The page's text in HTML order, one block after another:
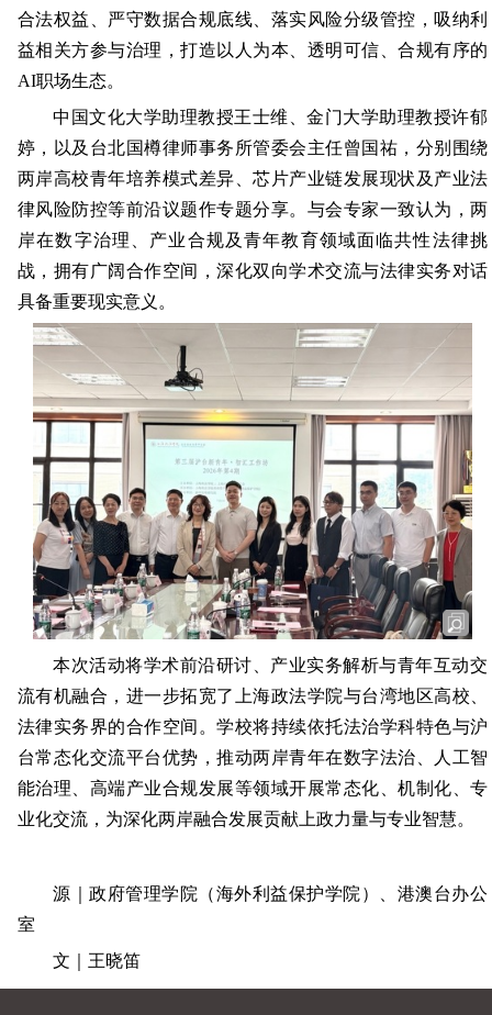
合法权益、严守数据合规底线、落实风险分级管控，吸纳利
益相关方参与治理，打造以人为本、透明可信、合规有序的
AI职场生态。
中国文化大学助理教授王士维、金门大学助理教授许郁
婷，以及台北国樽律师事务所管委会主任曾国祐，分别围绕
两岸高校青年培养模式差异、芯片产业链发展现状及产业法
律风险防控等前沿议题作专题分享。与会专家一致认为，两
岸在数字治理、产业合规及青年教育领域面临共性法律挑
战，拥有广阔合作空间，深化双向学术交流与法律实务对话
具备重要现实意义。
本次活动将学术前沿研讨、产业实务解析与青年互动交
流有机融合，进一步拓宽了上海政法学院与台湾地区高校、
法律实务界的合作空间。学校将持续依托法治学科特色与沪
台常态化交流平台优势，推动两岸青年在数字法治、人工智
能治理、高端产业合规发展等领域开展常态化、机制化、专
业化交流，为深化两岸融合发展贡献上政力量与专业智慧。
源｜政府管理学院（海外利益保护学院）、港澳台办公
室
文｜王晓笛